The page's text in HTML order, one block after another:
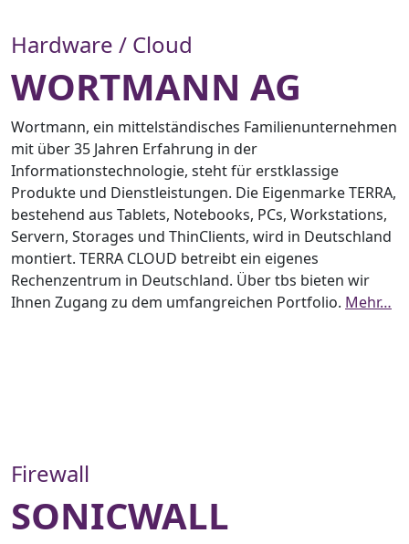
Hardware / Cloud
WORTMANN AG
Wortmann, ein mittelständisches Familienunternehmen
mit über 35 Jahren Erfahrung in der
Informationstechnologie, steht für erstklassige
Produkte und Dienstleistungen. Die Eigenmarke TERRA,
bestehend aus Tablets, Notebooks, PCs, Workstations,
Servern, Storages und ThinClients, wird in Deutschland
montiert. TERRA CLOUD betreibt ein eigenes
Rechenzentrum in Deutschland. Über tbs bieten wir
Ihnen Zugang zu dem umfangreichen Portfolio. Mehr…
Firewall
SONICWALL